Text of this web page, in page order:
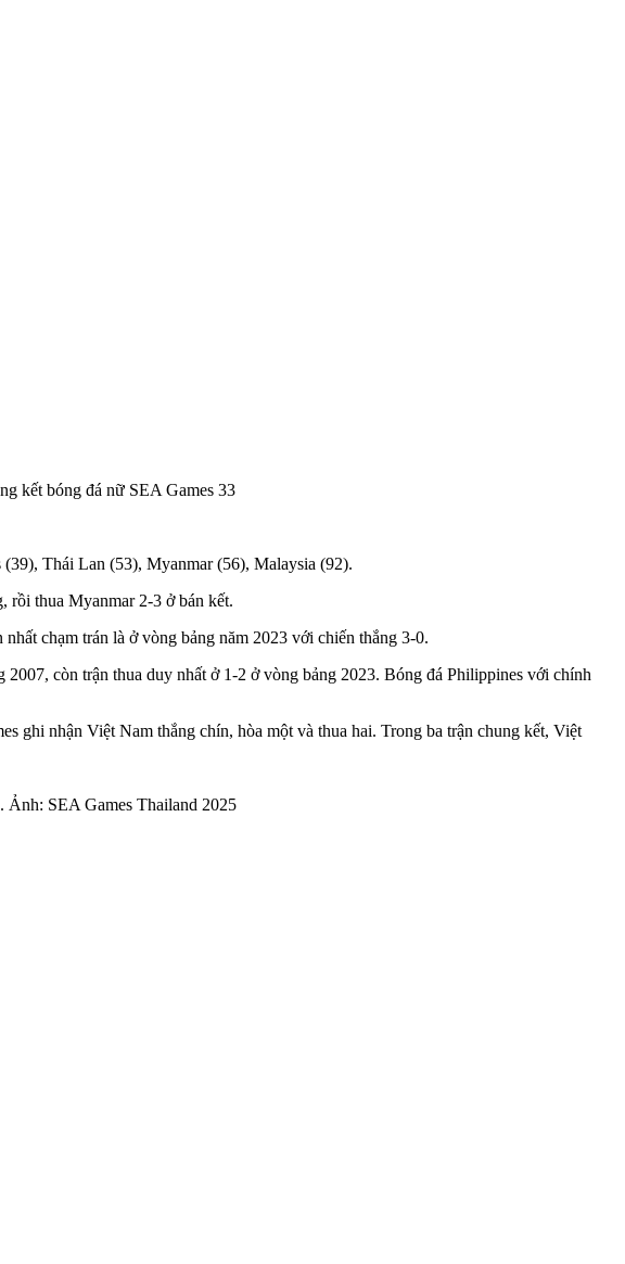
kết bóng đá nữ SEA Games 33
Thái Lan (53), Myanmar (56), Malaysia (92).
rồi thua Myanmar 2-3 ở bán kết.
chạm trán là ở vòng bảng năm 2023 với chiến thắng 3-0.
còn trận thua duy nhất ở 1-2 ở vòng bảng 2023. Bóng đá Philippines với chính
ghi nhận Việt Nam thắng chín, hòa một và thua hai. Trong ba trận chung kết, Việt
Ảnh: SEA Games Thailand 2025